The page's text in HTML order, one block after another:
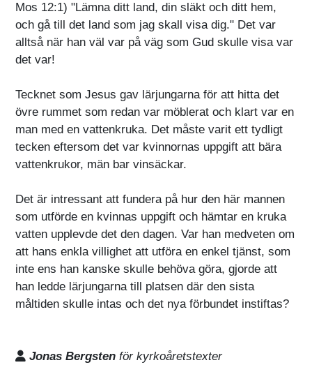
Mos 12:1) "Lämna ditt land, din släkt och ditt hem,
och gå till det land som jag skall visa dig." Det var
alltså när han väl var på väg som Gud skulle visa var
det var!
Tecknet som Jesus gav lärjungarna för att hitta det
övre rummet som redan var möblerat och klart var en
man med en vattenkruka. Det måste varit ett tydligt
tecken eftersom det var kvinnornas uppgift att bära
vattenkrukor, män bar vinsäckar.
Det är intressant att fundera på hur den här mannen
som utförde en kvinnas uppgift och hämtar en kruka
vatten upplevde det den dagen. Var han medveten om
att hans enkla villighet att utföra en enkel tjänst, som
inte ens han kanske skulle behöva göra, gjorde att
han ledde lärjungarna till platsen där den sista
måltiden skulle intas och det nya förbundet instiftas?
Jonas Bergsten för kyrkoåretstexter